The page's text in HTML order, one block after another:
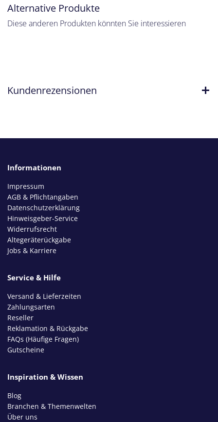
Alternative Produkte
Diese anderen Produkten könnten Sie interessieren
Kundenrezensionen
Informationen
Impressum
AGB & Pflichtangaben
Datenschutzerklärung
Hinweisgeber-Service
Widerrufsrecht
Altegeräterückgabe
Jobs & Karriere
Service & Hilfe
Versand & Lieferzeiten
Zahlungsarten
Reseller
Reklamation & Rückgabe
FAQs (Häufige Fragen)
Gutscheine
Inspiration & Wissen
Blog
Branchen & Themenwelten
Über uns